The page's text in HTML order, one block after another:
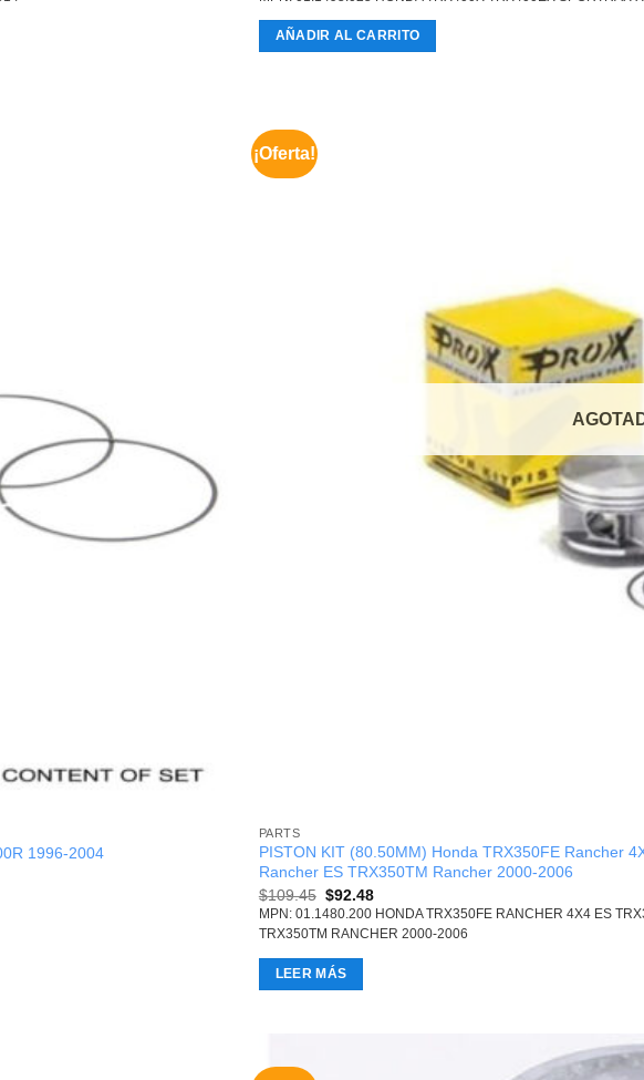
AÑADIR AL CARRITO
1996-2004
¡Oferta!
PARTS
PISTON KIT (80.50MM) Honda TRX350FE Rancher
Rancher ES TRX350TM Rancher 2000-2006
$109.45 Original
price
was:
$109.45.
$92.48Current
price
is:
$92.48.
MPN: 01.1480.200 HONDA TRX350FE RANCHER 4X4 ES
TRX350TM RANCHER 2000-2006
LEER MÁS